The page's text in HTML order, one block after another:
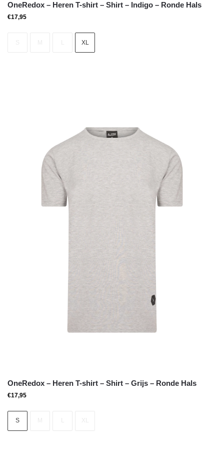
OneRedox – Heren T-shirt – Shirt – Indigo – Ronde Hals
€17,95
XL
OneRedox – Heren T-shirt – Shirt – Grijs – Ronde Hals
€17,95
S